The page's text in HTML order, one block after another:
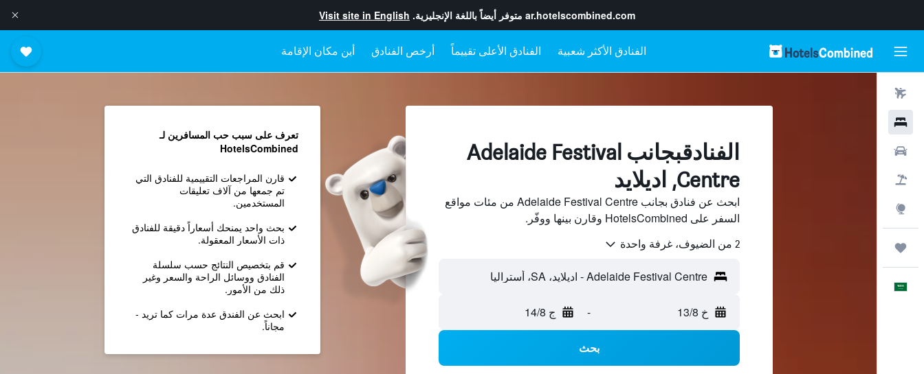
ar.hotelscombined.com متوفر أيضاً باللغة الإنجليزية. Visit site in English
الفنادق الأعلى تقييماً أرخص الفنادق أين مكان الإقامة
الفنادقبجانب Adelaide Festival
Centre, اديلايد
ابحث عن فنادق بجانب Adelaide Festival Centre من مئات مواقع
السفر على HotelsCombined وقارن بينها ووفّر.
2 من الضيوف، غرفة واحدة
خ 13/8 - ج 14/8
بحث
تعرف على سبب حب المسافرين لـ
HotelsCombined
قارن المراجعات التقييمية للفنادق التي
تم جمعها من آلاف تعليقات
المستخدمين.
بحث واحد يمنحك أسعاراً دقيقة للفنادق
ذات الأسعار المعقولة.
قم بتخصيص النتائج حسب سلسلة
الفنادق ووسائل الراحة والسعر وغير
ذلك من الأمور.
ابحث عن الفندق عدة مرات كما تريد -
مجاناً.